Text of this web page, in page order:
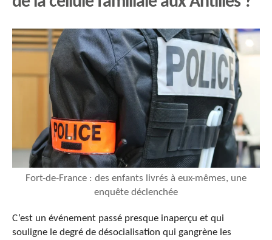
Fort-de-France : des enfants livrés à eux-mêmes, une
enquête déclenchée
C’est un événement passé presque inaperçu et qui
souligne le degré de désocialisation qui gangrène les